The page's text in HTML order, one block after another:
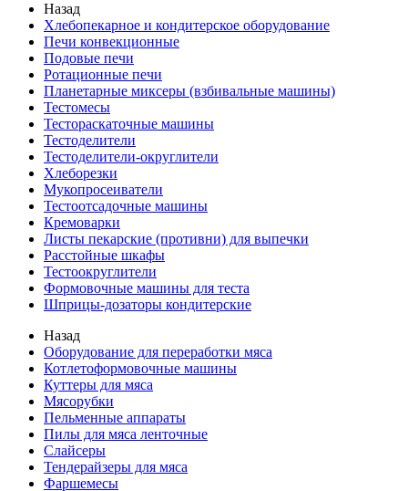
Назад
Хлебопекарное и кондитерское оборудование
Печи конвекционные
Подовые печи
Ротационные печи
Планетарные миксеры (взбивальные машины)
Тестомесы
Тестораскаточные машины
Тестоделители
Тестоделители-округлители
Хлеборезки
Мукопросеиватели
Тестоотсадочные машины
Кремоварки
Листы пекарские (противни) для выпечки
Расстойные шкафы
Тестоокруглители
Формовочные машины для теста
Шприцы-дозаторы кондитерские
Назад
Оборудование для переработки мяса
Котлетоформовочные машины
Куттеры для мяса
Мясорубки
Пельменные аппараты
Пилы для мяса ленточные
Слайсеры
Тендерайзеры для мяса
Фаршемесы